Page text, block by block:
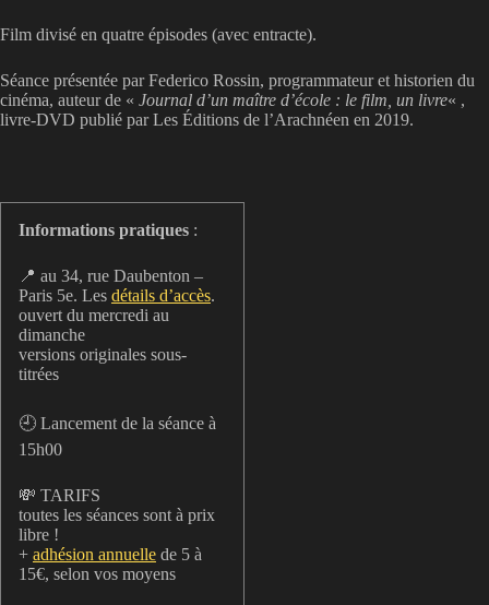
Film divisé en quatre épisodes (avec entracte).
Séance présentée par Federico Rossin, programmateur et historien du
cinéma, auteur de « Journal d’un maître d’école : le film, un livre« ,
livre-DVD publié par Les Éditions de l’Arachnéen en 2019.
Informations pratiques :
📍 au 34, rue Daubenton –
Paris 5e. Les détails d’accès.
ouvert du mercredi au
dimanche
versions originales sous-
titrées
🕘 Lancement de la séance à
15h00
💸 TARIFS
toutes les séances sont à prix
libre !
+ adhésion annuelle de 5 à
15€, selon vos moyens